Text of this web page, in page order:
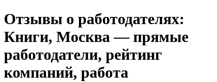
Отзывы о работодателях:
Книги, Москва — прямые
работодатели, рейтинг
компаний, работа